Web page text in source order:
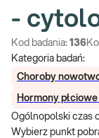
-
Kod badania: 136
Kategoria badań:
Choroby
Hormony
Ogólnopolski czas
Wybierz punkt